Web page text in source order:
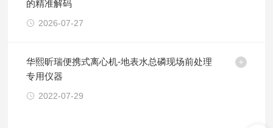
的精准解码
2026-07-27
华熙昕瑞便携式离心机-地表水总磷现场前处理
专用仪器
2022-07-29